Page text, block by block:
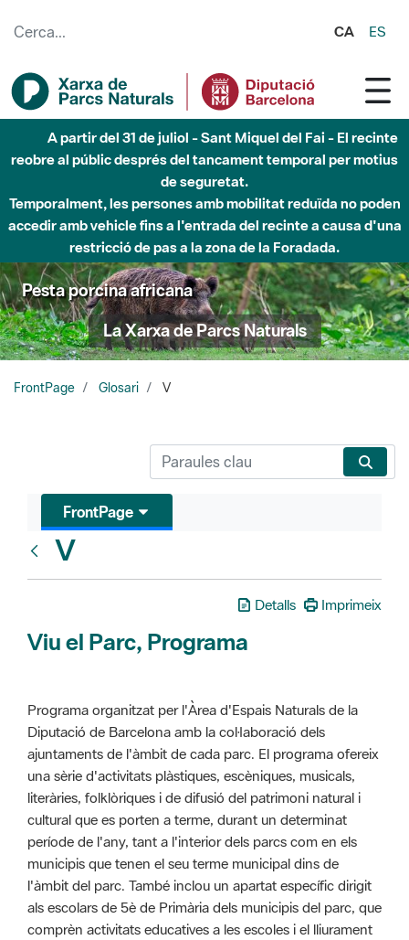
CA ES
A partir del 31 de juliol - Sant Miquel del Fai - El recinte
reobre al públic després del tancament temporal per motius
de seguretat.
Temporalment, les persones amb mobilitat reduïda no poden
accedir amb vehicle fins a l'entrada del recinte a causa d'una
restricció de pas a la zona de la Foradada.
Pesta porcina africana
La Xarxa de Parcs Naturals
FrontPage Glosari V
FrontPage
V
Detalls Imprimeix
Viu el Parc, Programa
Programa organitzat per l'Àrea d'Espais Naturals de la
Diputació de Barcelona amb la col·laboració dels
ajuntaments de l'àmbit de cada parc. El programa ofereix
una sèrie d'activitats plàstiques, escèniques, musicals,
literàries, folklòriques i de difusió del patrimoni natural i
cultural que es porten a terme, durant un determinat
període de l'any, tant a l'interior dels parcs com en els
municipis que tenen el seu terme municipal dins de
l'àmbit del parc. També inclou un apartat específic dirigit
als escolars de 5è de Primària dels municipis del parc, que
comprèn activitats educatives a les escoles i el lliurament